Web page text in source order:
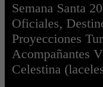
Semana Santa
Oficiales,
Proyecciones
Acompañantes
Celestina